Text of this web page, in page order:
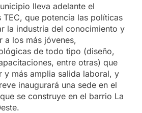
lleva adelante el
TEC, que potencia las políticas
la industria del conocimiento y
a los más jóvenes,
de todo tipo (diseño,
entre otras) que
y más amplia salida laboral, y
inaugurará una sede en el
se construye en el barrio La